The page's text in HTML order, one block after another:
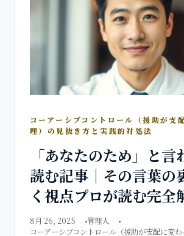
コーアーシブコントロール（援助が支
理）の見抜き方と実践的対処法
「あなたのため」と言
読む記事｜その言葉の
く視点プロが読む完全
8月 26, 2025
管理人
コーアーシブコントロール（援助が支配に変